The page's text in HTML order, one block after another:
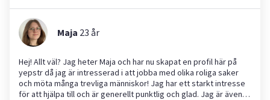
handla, städning och flytthjälp. Jag är en lugn, glad och social
person som är ansvarsfull och ordningsam. Jag ser fram emot
att hjälpa till med olika uppgifter och bidra med mitt
engagemang!
Maja 23 år
Hej! Allt väl? Jag heter Maja och har nu skapat en profil här på
yepstr då jag är intresserad i att jobba med olika roliga saker
och möta många trevliga människor! Jag har ett starkt intresse
för att hjälpa till och är generellt punktlig och glad. Jag är även